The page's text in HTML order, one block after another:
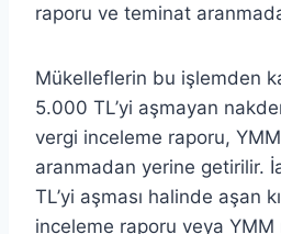
raporu ve teminat
Mükelleflerin bu işlemden
5.000 TL’yi aşmayan
vergi inceleme raporu,
aranmadan yerine getirilir.
TL’yi aşması halinde aşan
inceleme raporu veya YMM